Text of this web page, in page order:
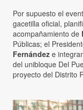
Por supuesto el
gacetilla oficial,
acompañamiento de
Públicas; el
Fernández e
del unibloque Del
proyecto del Distrito